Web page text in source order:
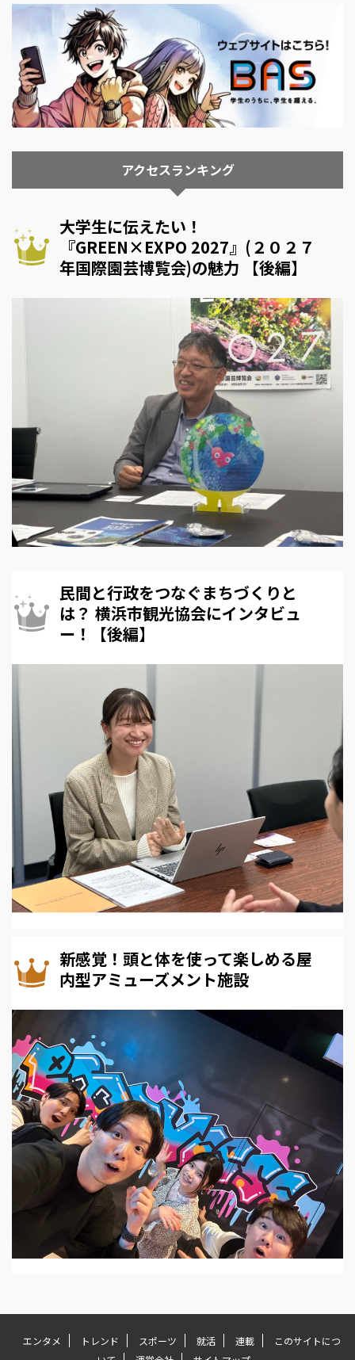
アクセスランキング
大学生に伝えたい！
『GREEN×EXPO 2027』(２０２７
年国際園芸博覧会)の魅力 【後編】
民間と行政をつなぐまちづくりと
は？ 横浜市観光協会にインタビュ
ー！【後編】
新感覚！頭と体を使って楽しめる屋
内型アミューズメント施設
エンタメ トレンド スポーツ 就活 連載
このサイトにつ